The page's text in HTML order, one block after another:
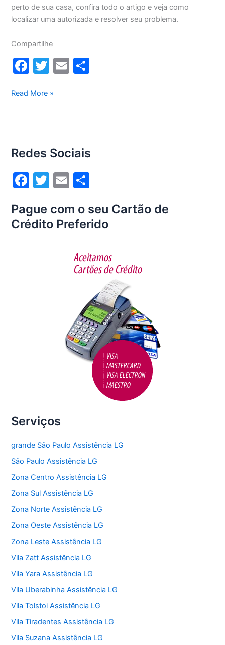
perto de sua casa, confira todo o artigo e veja como
localizar uma autorizada e resolver seu problema.
Compartilhe
F
c
o
o
k
T
itt
E
Assistência
Read More »
Redes Sociais
F
c
e
T
itt
er
E
ai
l
ar
e
Pague com o seu Cartão de
Crédito Preferido
Serviços
grande São Paulo Assistência LG
São Paulo Assistência LG
Zona Centro Assistência LG
Zona Sul Assistência LG
Zona Norte Assistência LG
Zona Oeste Assistência LG
Zona Leste Assistência LG
Vila Zatt Assistência LG
Vila Yara Assistência LG
Vila Uberabinha Assistência LG
Vila Tolstoi Assistência LG
Vila Tiradentes Assistência LG
Vila Suzana Assistência LG